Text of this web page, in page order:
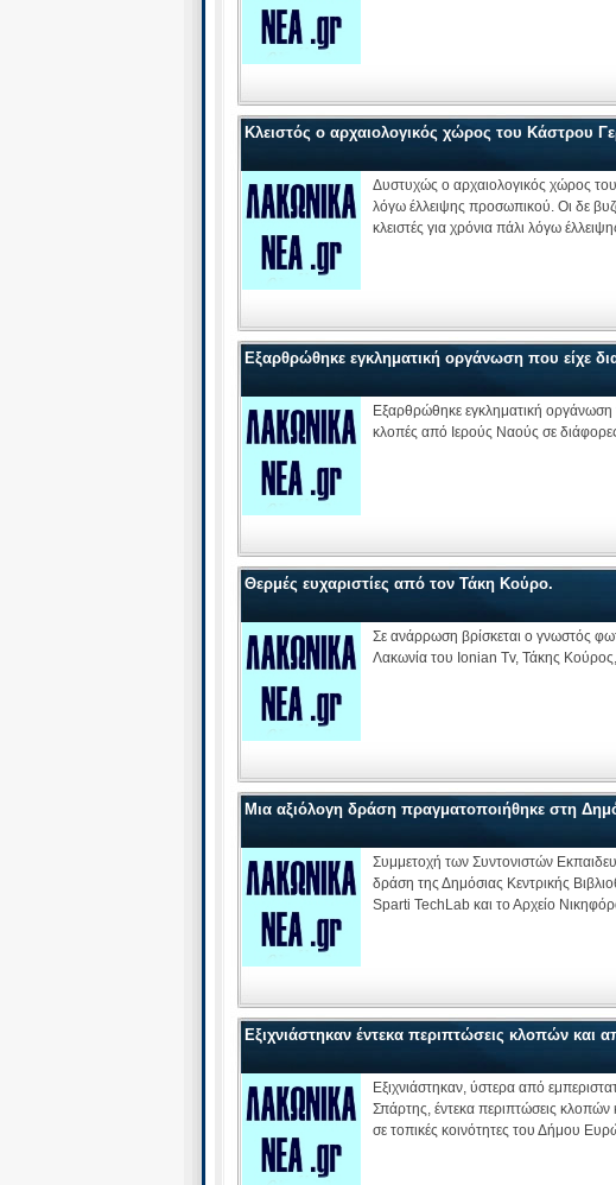
Κλειστός ο αρχαιολογικός χώρος του Κάστρου
Δυστυχώς ο αρχαιολογικός χώρος
λόγω έλλειψης προσωπικού. Οι δε
κλειστές για χρόνια πάλι λόγω
Εξαρθρώθηκε εγκληματική οργάνωση που είχε
Εξαρθρώθηκε εγκληματική οργάνωση
κλοπές από Ιερούς Ναούς σε
Θερμές ευχαριστίες από τον Τάκη Κούρο.
Σε ανάρρωση βρίσκεται ο γνωστός
Λακωνία του Ionian Tv, Τάκης
Μια αξιόλογη δράση πραγματοποιήθηκε στη
Συμμετοχή των Συντονιστών
δράση της Δημόσιας Κεντρικής
Sparti TechLab και το Αρχείο
Εξιχνιάστηκαν έντεκα περιπτώσεις κλοπών
Εξιχνιάστηκαν, ύστερα από
Σπάρτης, έντεκα περιπτώσεις
σε τοπικές κοινότητες του Δήμου